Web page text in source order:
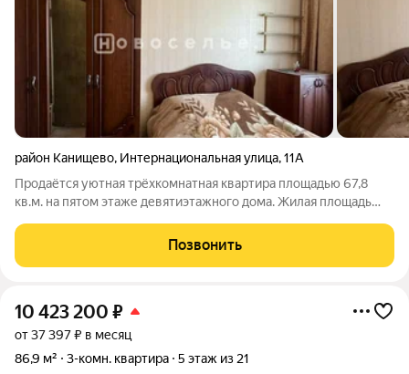
район Канищево, Интернациональная улица,11А
Продаётся уютная трёхкомнатная квартира площадью 67,8
кв.м. на пятом этаже девятиэтажного дома. Жилая площадь
изолированы и выходят на разные стороны, имеют
правильную форму. В квартире
Позвонить
10 423 200 ₽
от 37 397 ₽ в месяц
86,9 м²
3-комн. квартира 5 этаж из 21